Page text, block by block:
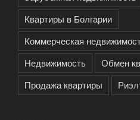
Квартиры в Болгарии
Коммерческая
Недвижимость
Обмен
Продажа квартиры